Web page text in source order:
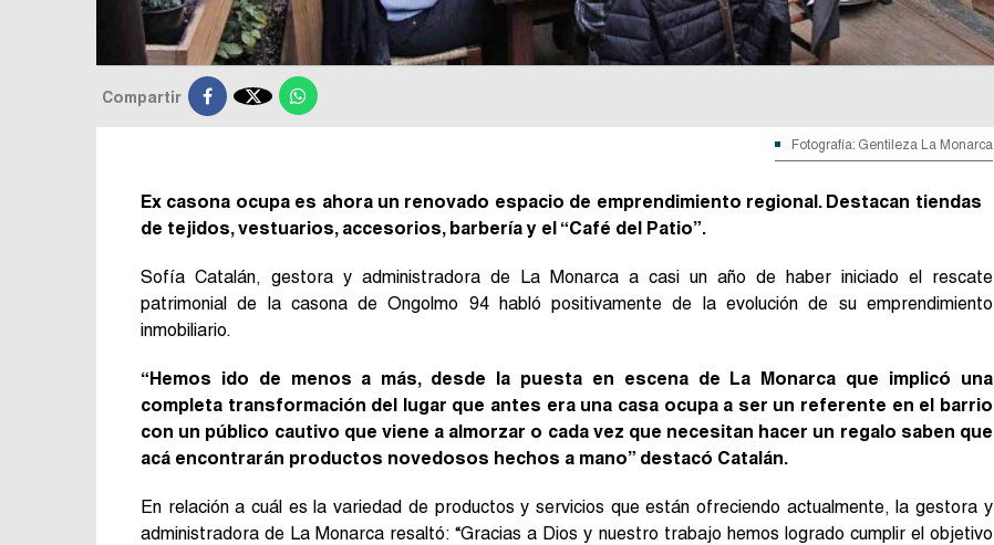
Compartir 
Fotografía: Gentileza La Monarca
Ex casona ocupa es ahora un renovado espacio de emprendimiento regional. Destacan tiendas
de tejidos, vestuarios, accesorios, barbería y el “Café del Patio”.
Sofía Catalán, gestora y administradora de La Monarca a casi un año de haber iniciado el rescate
patrimonial de la casona de Ongolmo 94 habló positivamente de la evolución de su emprendimiento
inmobiliario.
“Hemos ido de menos a más, desde la puesta en escena de La Monarca que implicó una
completa transformación del lugar que antes era una casa ocupa a ser un referente en el barrio
con un público cautivo que viene a almorzar o cada vez que necesitan hacer un regalo saben que
acá encontrarán productos novedosos hechos a mano” destacó Catalán.
En relación a cuál es la variedad de productos y servicios que están ofreciendo actualmente, la gestora y
administradora de La Monarca resaltó: “Gracias a Dios y nuestro trabajo hemos logrado cumplir el objetivo